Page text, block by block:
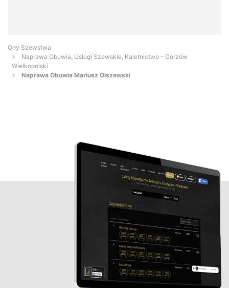
Orły Szewstwa
Naprawa Obuwia, Usługi Szewskie, Kaletnictwo - Gorzów
Wielkopolski
Naprawa Obuwia Mariusz Olszewski